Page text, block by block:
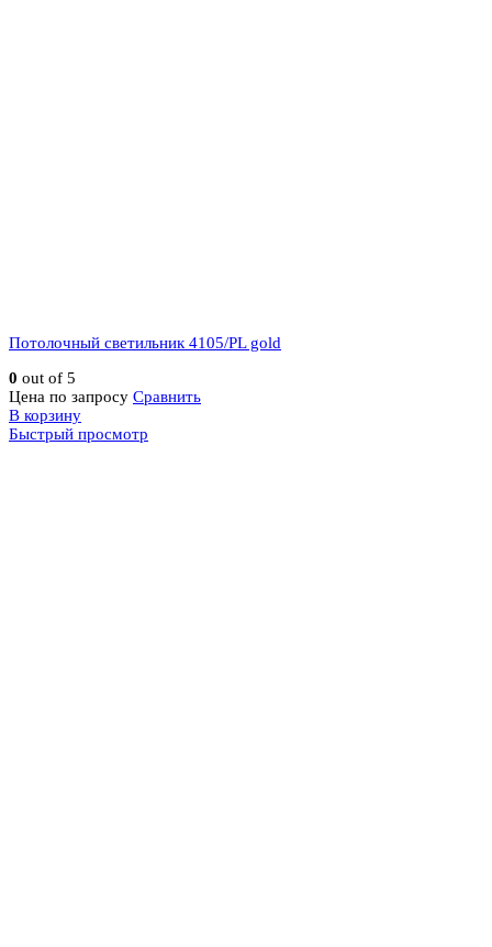
Потолочный светильник 4105/PL gold
0 out of 5
Цена по запросу Сравнить
В корзину
Быстрый просмотр